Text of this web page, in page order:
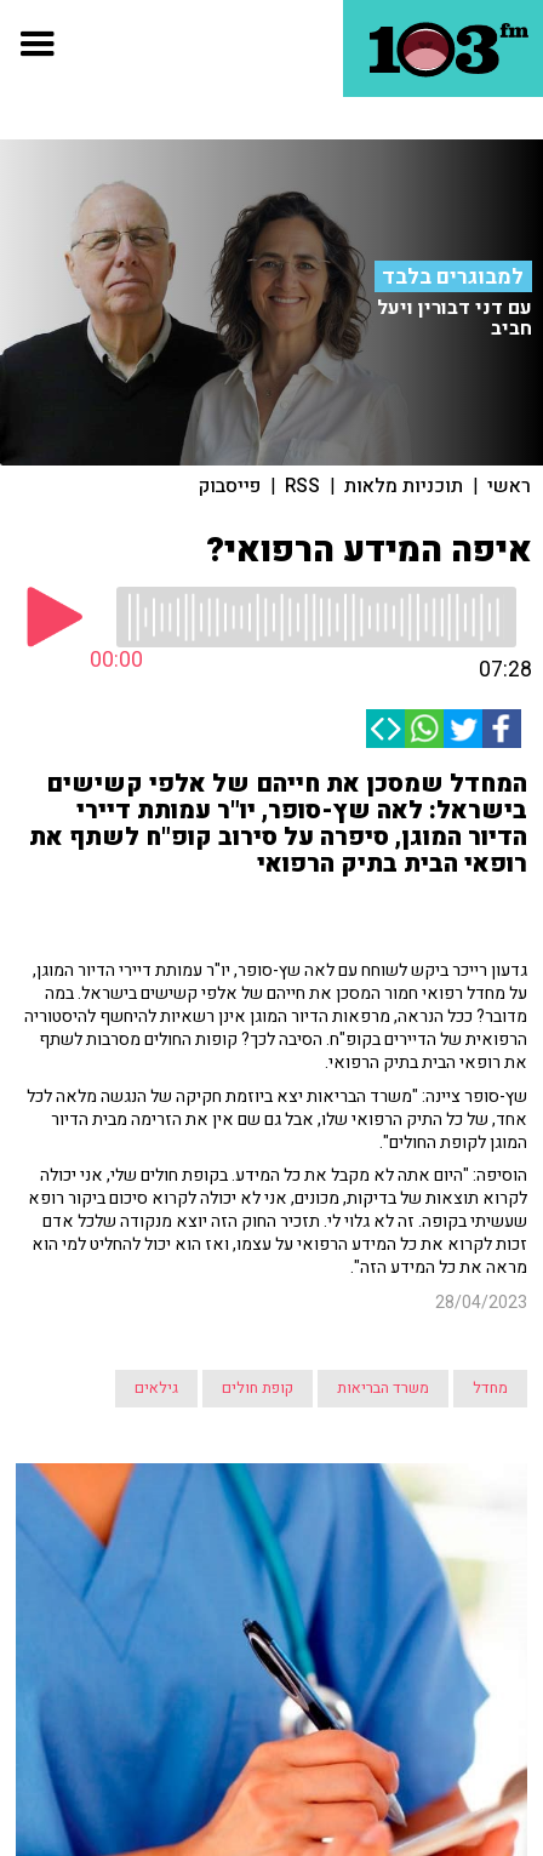
למבוגרים בלבד
עם דני דבורין ויעל
חביב
ראשי | תוכניות מלאות |
RSS
| פייסבוק
איפה המידע הרפואי?
00:00 07:28
המחדל שמסכן את חייהם של אלפי קשישים
בישראל: לאה שץ-סופר, יו"ר עמותת דיירי
הדיור המוגן, סיפרה על סירוב קופ"ח לשתף את
רופאי הבית בתיק הרפואי
גדעון רייכר ביקש לשוחח עם לאה שץ-סופר, יו"ר עמותת דיירי הדיור המוגן,
על מחדל רפואי חמור המסכן את חייהם של אלפי קשישים בישראל. במה
מדובר? ככל הנראה, מרפאות הדיור המוגן אינן רשאיות להיחשף להיסטוריה
הרפואית של הדיירים בקופ"ח. הסיבה לכך? קופות החולים מסרבות לשתף
את רופאי הבית בתיק הרפואי.
שץ-סופר ציינה: "משרד הבריאות יצא ביוזמת חקיקה של הנגשה מלאה לכל
אחד, של כל התיק הרפואי שלו, אבל גם שם אין את הזרימה מבית הדיור
המוגן לקופת החולים".
הוסיפה: "היום אתה לא מקבל את כל המידע. בקופת חולים שלי, אני יכולה
לקרוא תוצאות של בדיקות, מכונים, אני לא יכולה לקרוא סיכום ביקור רופא
שעשיתי בקופה. זה לא גלוי לי. תזכיר החוק הזה יוצא מנקודה שלכל אדם
זכות לקרוא את כל המידע הרפואי על עצמו, ואז הוא יכול להחליט למי הוא
מראה את כל המידע הזה".
28/04/2023
מחדל משרד הבריאות קופת חולים גילאים